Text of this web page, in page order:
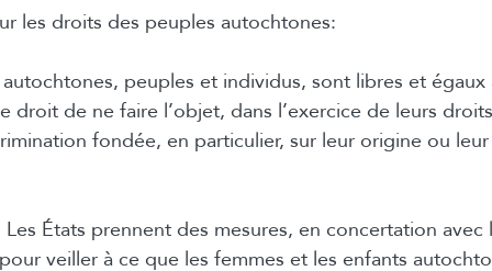
les droits des peuples autochtones:
peuples et individus, sont libres et égaux
droit de ne faire l’objet, dans l’exercice de leurs
fondée, en particulier, sur leur origine ou
États prennent des mesures, en concertation avec
veiller à ce que les femmes et les enfants